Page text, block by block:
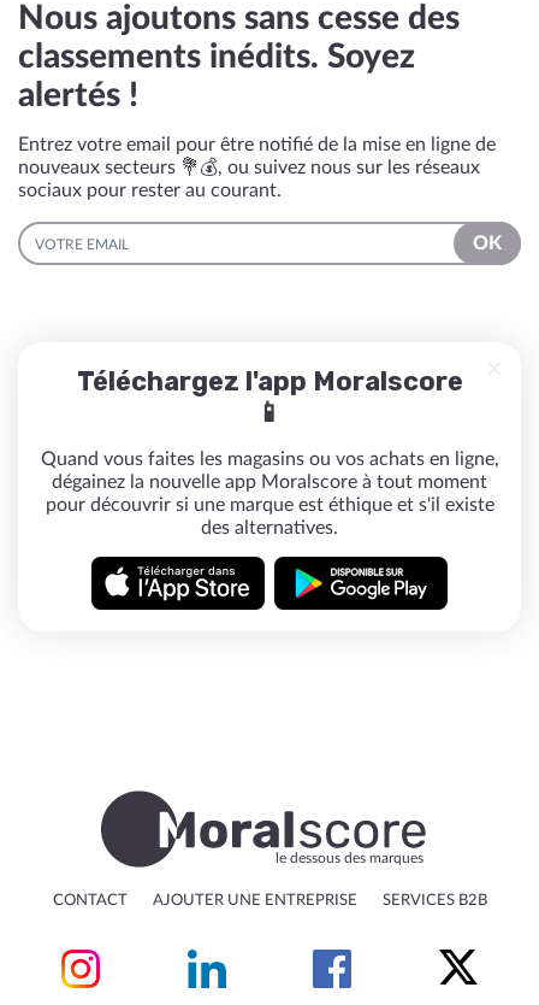
Nous ajoutons sans cesse des
classements inédits. Soyez
alertés !
Entrez votre email pour être notifié de la mise en ligne de
nouveaux secteurs 💐💰, ou suivez nous sur les réseaux
sociaux pour rester au courant.
EMAIL
OK
Téléchargez l'app Moralscore
📱
Quand vous faites les magasins ou vos achats en ligne,
dégainez la nouvelle app Moralscore à tout moment
pour découvrir si une marque est éthique et s'il existe
des alternatives.
le dessous des marques
CONTACT AJOUTER UNE ENTREPRISE SERVICES B2B